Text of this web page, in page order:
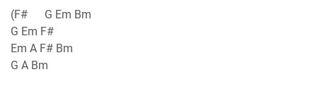
(F# G Em Bm
G Em F#
Em A F# Bm
G A Bm